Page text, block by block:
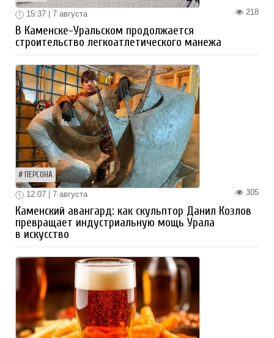
218
15:37 | 7 августа
В Каменске-Уральском продолжается
строительство легкоатлетического манежа
ПЕРСОНА
305
12:07 | 7 августа
Каменский авангард: как скульптор Данил Козлов
превращает индустриальную мощь Урала
в искусство